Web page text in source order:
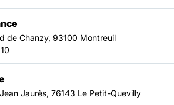
pratique pour permettre aux structures
social ou médico-social (ESSMS)
santé de se préparer concrètement à
de Chanzy, 93100 Montreuil
Jaurès, 76143 Le Petit-Quevilly